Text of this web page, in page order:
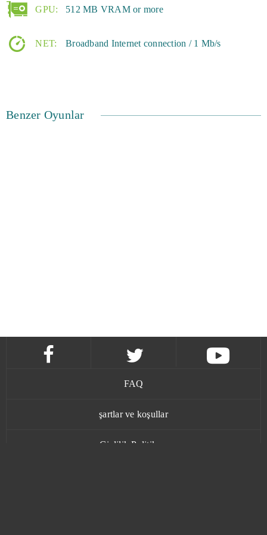
Yeterince yükseldikten veya yetenekli bir donanıma sahip
olduktan sonra, en büyük ödülleri kazanmak için
cesaretinizi test ederek oyunun en sert ejderhalarını
GPU: 512 MB VRAM or more
NET: Broadband Internet connection / 1 Mb/s
Benzer Oyunlar
FAQ
şartlar ve koşullar
Gizlilik Politikası